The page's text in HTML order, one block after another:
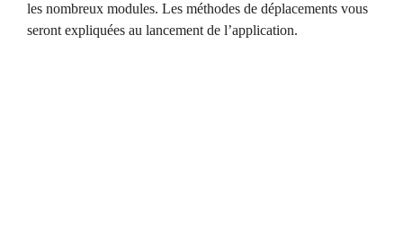
les nombreux modules. Les méthodes de déplacements vous
seront expliquées au lancement de l’application.